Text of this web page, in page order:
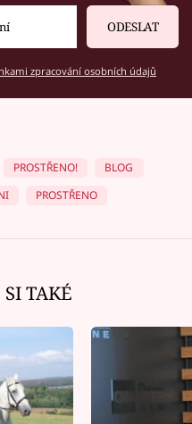
ODESLAT
zpracování osobních údajů
PROSTŘENO!
BLOG
PROSTŘENO
SI TAKÉ